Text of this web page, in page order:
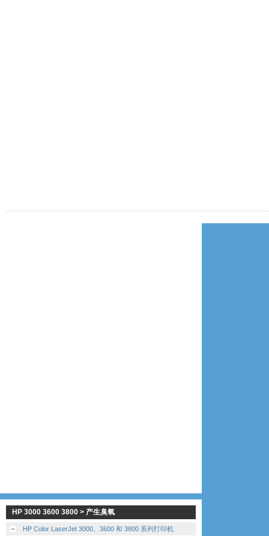
HP 3000 3600 3800 > 产生臭氧
HP Color LaserJet 3000、3600 和 3800 系列打印机